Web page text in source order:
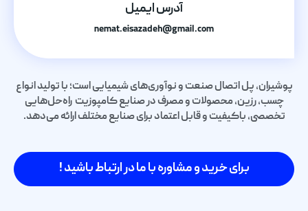
آدرس ایمیل
nemat.eisazadeh@gmail.com
پوشیران، پل اتصال صنعت و نوآوری‌های شیمیایی است؛ با تولید انواع
چسب، رزین، محصولات و مصرف در صنایع کامپوزیت راه‌حل‌هایی
تخصصی، باکیفیت و قابل اعتماد برای صنایع مختلف ارائه می‌دهد.
برای خرید و مشاوره با ما در ارتباط باشید !